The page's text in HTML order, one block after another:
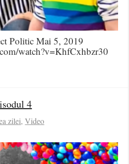
Politic Mai 5, 2019
watch?v=KhfCxhbzr30
4
zilei,Video